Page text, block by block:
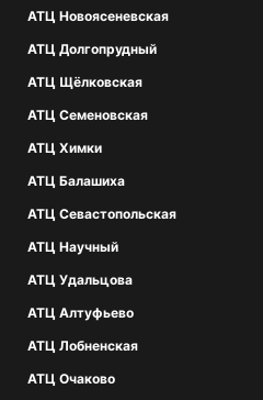
АТЦ Новоясеневская
АТЦ Долгопрудный
АТЦ Щёлковская
АТЦ Семеновская
АТЦ Химки
АТЦ Балашиха
АТЦ Севастопольская
АТЦ Научный
АТЦ Удальцова
АТЦ Алтуфьево
АТЦ Лобненская
АТЦ Очаково